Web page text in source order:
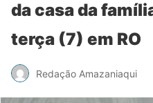
da casa da
terça (7) em RO
Redação Amazaniaqui